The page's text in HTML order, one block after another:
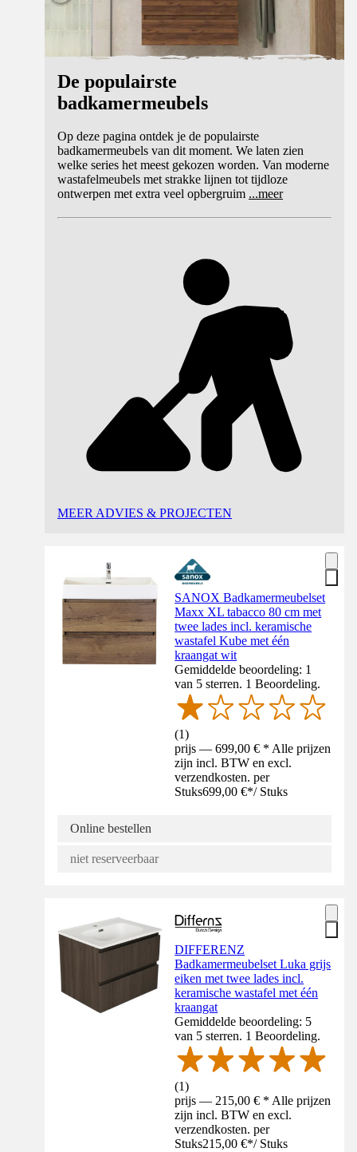
De populairste
badkamermeubels
Op deze pagina ontdek je de populairste
badkamermeubels van dit moment. We laten zien
welke series het meest gekozen worden. Van moderne
wastafelmeubels met strakke lijnen tot tijdloze
ontwerpen met extra veel opbergruim ...meer
MEER ADVIES & PROJECTEN
SANOX Badkamermeubelset
Maxx XL tabacco 80 cm met
twee lades incl. keramische
wastafel Kube met één
kraangat wit
Gemiddelde beoordeling: 1
van 5 sterren. 1 Beoordeling.
(1)
prijs — 699,00 € * Alle prijzen
zijn incl. BTW en excl.
verzendkosten. per
Stuks699,00 €*/ Stuks
Online bestellen
niet reserveerbaar
DIFFERENZ
Badkamermeubelset Luka grijs
eiken met twee lades incl.
keramische wastafel met één
kraangat
Gemiddelde beoordeling: 5
van 5 sterren. 1 Beoordeling.
(1)
prijs — 215,00 € * Alle prijzen
zijn incl. BTW en excl.
verzendkosten. per
Stuks215,00 €*/ Stuks